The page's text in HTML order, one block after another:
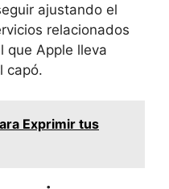
ajustando el
relacionados
que Apple lleva
capó.
Exprimir tus